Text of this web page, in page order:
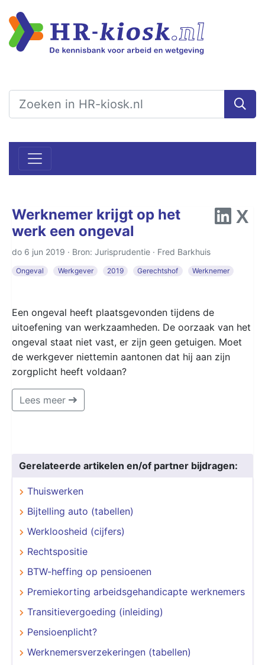
Werknemer krijgt op het
werk een ongeval
do 6 jun 2019 · Bron: Jurisprudentie · Fred Barkhuis
Ongeval Werkgever 2019 Gerechtshof Werknemer
Een ongeval heeft plaatsgevonden tijdens de
uitoefening van werkzaamheden. De oorzaak van het
ongeval staat niet vast, er zijn geen getuigen. Moet
de werkgever niettemin aantonen dat hij aan zijn
zorgplicht heeft voldaan?
Lees meer
Gerelateerde artikelen en/of partner bijdragen:
Thuiswerken
Bijtelling auto (tabellen)
Werkloosheid (cijfers)
Rechtspositie
BTW-heffing op pensioenen
Premiekorting arbeidsgehandicapte werknemers
Transitievergoeding (inleiding)
Pensioenplicht?
Werknemersverzekeringen (tabellen)